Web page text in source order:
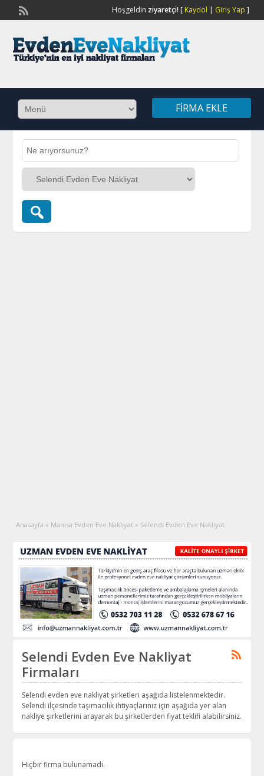
Hoşgeldin ziyaretçi![ Kaydol | Giriş Yap ]
FIRMA EKLE
Anasayfa » Manisa Evden Eve Nakliyat » Selendi Evden Eve Nakliyat
Selendi Evden Eve Nakliyat
Firmaları
Selendi evden eve nakliyat şirketleri aşağıda listelenmektedir.
Selendi ilçesinde taşımacılık ihtiyaçlarınız için aşağıda yer alan
nakliye şirketlerini arayarak bu şirketlerden fiyat teklifi alabilirsiniz.
Hiçbir firma bulunamadı.